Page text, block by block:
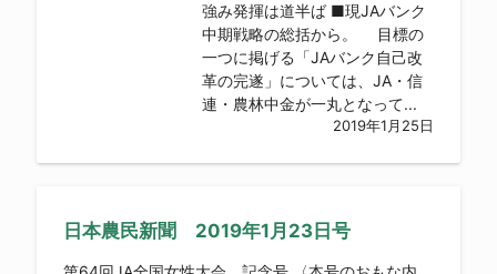
強み発揮は道半ば ■現JAバンク
中期戦略の総括から。 目標の
一つに掲げる「JAバンク自己改
革の完遂」については、JA・信
連・農林中金が一丸となって...
2019年1月25日
日本農民新聞 2019年1月23日号